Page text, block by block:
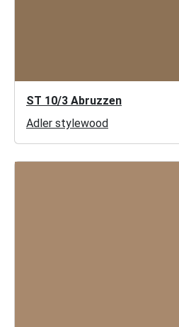
ST 10/3 Abruzzen
Adler stylewood